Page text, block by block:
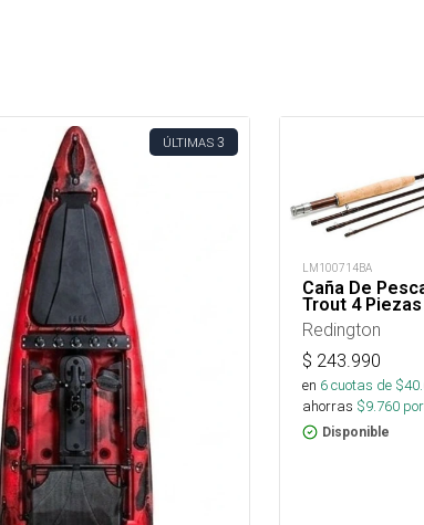
ÚLTIMAS 3
LM100714BA
Caña De
Trout 4
Redington
$ 243.990
en 6cuotas de $
ahorras $9.760
Disponible